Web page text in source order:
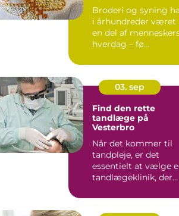
Broderi og syning
i århundreder været
en del af
hverdag – fø...
03. sep
Find den rette
tandlæge på
Vesterbro
Når det kommer til
tandpleje, er det
essentielt at vælge
tandlægeklinik, der